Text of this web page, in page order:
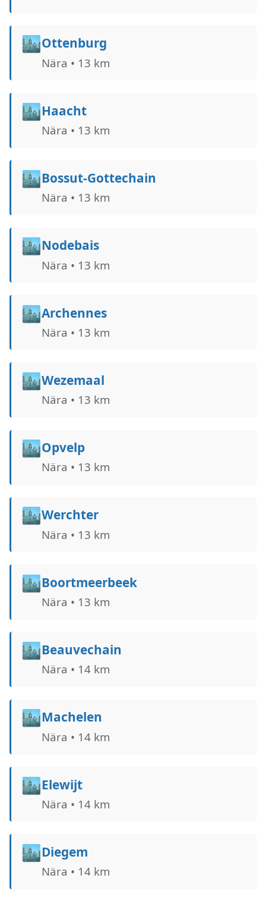
🏙️Ottenburg
Nära • 13 km
🏙️Haacht
Nära • 13 km
🏙️Bossut-Gottechain
Nära • 13 km
🏙️Nodebais
Nära • 13 km
🏙️Archennes
Nära • 13 km
🏙️Wezemaal
Nära • 13 km
🏙️Opvelp
Nära • 13 km
🏙️Werchter
Nära • 13 km
🏙️Boortmeerbeek
Nära • 13 km
🏙️Beauvechain
Nära • 14 km
🏙️Machelen
Nära • 14 km
🏙️Elewijt
Nära • 14 km
🏙️Diegem
Nära • 14 km